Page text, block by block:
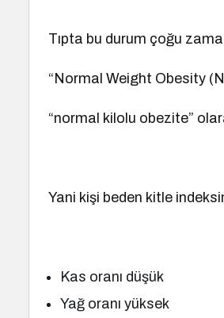
Tıpta bu durum çoğu
“Normal Weight Obesity
“normal kilolu obezite”
Yani kişi beden kitle
Kas oranı düşük
Yağ oranı yüksek